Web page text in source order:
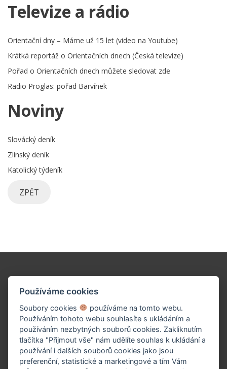
Televize a rádio
Orientační dny – Máme už 15 let (video na Youtube)
Krátká reportáž o Orientačních dnech (Česká televize)
Pořad o Orientačních dnech můžete sledovat zde
Radio Proglas: pořad Barvínek
Noviny
Slovácký deník
Zlínský deník
Katolický týdeník
ZPĚT
Podpořte naše dílo!
Používáme cookies
Soubory cookies
používáme na tomto webu.
Používáním tohoto webu souhlasíte s ukládáním a
používáním nezbytných souborů cookies. Zakliknutím
tlačítka "Přijmout vše" nám udělíte souhlas k ukládání a
používání i dalších souborů cookies jako jsou
preferenční, statistické a marketingové a tím Vám